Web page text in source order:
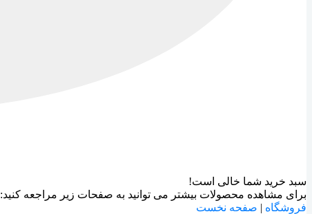
سبد خرید شما خالی است!
برای مشاهده محصولات بیشتر می توانید به صفحات زیر مراجعه کنید:
فروشگاه | صفحه نخست